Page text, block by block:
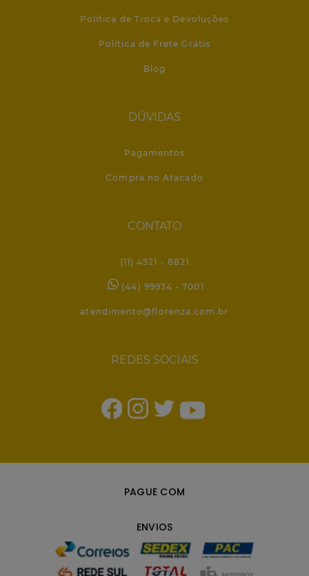
Política de Troca e Devoluções
Política de Frete Grátis
Blog
DÚVIDAS
Pagamentos
Compra no Atacado
CONTATO
(11) 4521 - 8821
(44) 99934 - 7001
atendimento@florenza.com.br
REDES SOCIAIS
PAGUE COM
ENVIOS